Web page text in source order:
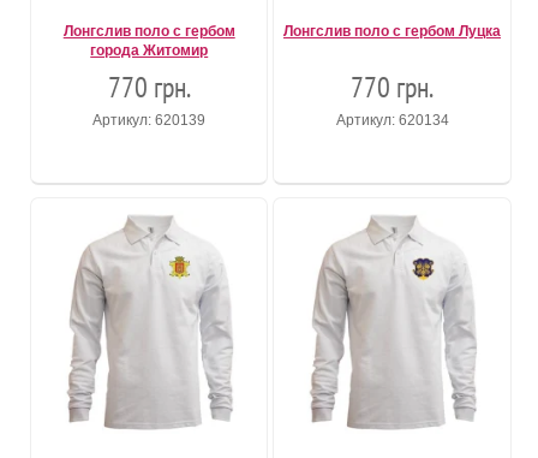
Лонгслив поло с гербом
города Житомир
770 грн.
Артикул: 620139
Лонгслив поло с гербом Луцка
770 грн.
Артикул: 620134